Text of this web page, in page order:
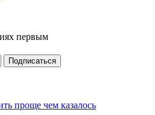
первым
проще чем казалось